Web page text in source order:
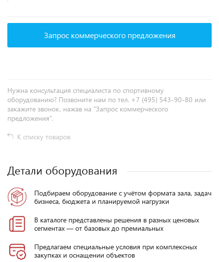
Запрос коммерческого предложения
Нужна консультация специалиста по спортивному
оборудованию? Позвоните нам по тел. +7 (495) 543-90-80 или
закажите звонок, нажав на "Запрос коммерческого
предложения".
К списку товаров
Детали оборудования
Подбираем оборудование с учётом формата зала, задач
бизнеса, бюджета и планируемой нагрузки
В каталоге представлены решения в разных ценовых
сегментах — от базовых до премиальных
Предлагаем специальные условия при комплексных
закупках и оснащении объектов